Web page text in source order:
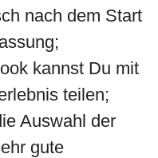
nach dem Start
kannst Du mit
teilen;
Auswahl der
gute